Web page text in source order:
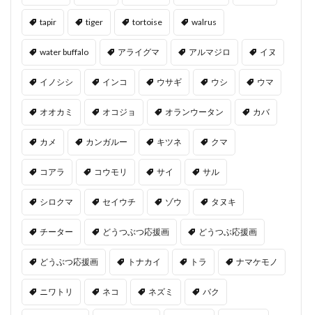
tapir tiger tortoise walrus
water buffalo アライグマ アルマジロ イヌ
イノシシ インコ ウサギ ウシ ウマ
オオカミ オコジョ オランウータン カバ
カメ カンガルー キツネ クマ
コアラ コウモリ サイ サル
シロクマ セイウチ ゾウ タヌキ
チーター どうつぶつ応援画 どうつぶ応援画
どうぶつ応援画 トナカイ トラ ナマケモノ
ニワトリ ネコ ネズミ バク